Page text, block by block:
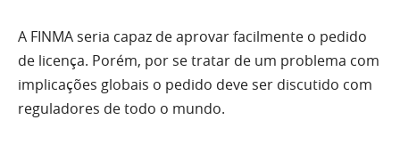
A FINMA seria capaz de aprovar facilmente o pedido
de licença. Porém, por se tratar de um problema com
implicações globais o pedido deve ser discutido com
reguladores de todo o mundo.